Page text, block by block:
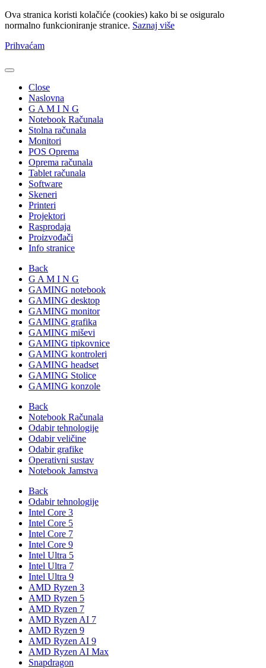
Ova stranica koristi kolačiće (cookies) kako bi se osiguralo
normalno funkcioniranje stranice. Saznaj više
Prihvaćam
Close
Naslovna
G A M I N G
Notebook Računala
Stolna računala
Monitori
POS Oprema
Oprema računala
Tablet računala
Software
Skeneri
Printeri
Projektori
Rasprodaja
Proizvođači
Info stranice
Back
G A M I N G
GAMING notebook
GAMING desktop
GAMING monitor
GAMING grafika
GAMING miševi
GAMING tipkovnice
GAMING kontroleri
GAMING headset
GAMING Stolice
GAMING konzole
Back
Notebook Računala
Odabir tehnologije
Odabir veličine
Odabir grafike
Operativni sustav
Notebook Jamstva
Back
Odabir tehnologije
Intel Core 3
Intel Core 5
Intel Core 7
Intel Core 9
Intel Ultra 5
Intel Ultra 7
Intel Ultra 9
AMD Ryzen 3
AMD Ryzen 5
AMD Ryzen 7
AMD Ryzen AI 7
AMD Ryzen 9
AMD Ryzen AI 9
AMD Ryzen AI Max
Snapdragon